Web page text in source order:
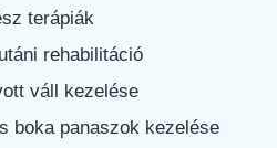
terápiák
rehabilitáció
váll kezelése
boka panaszok kezelése